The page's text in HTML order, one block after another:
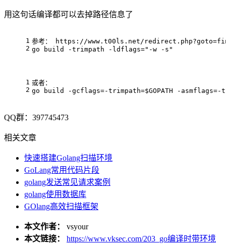
用这句话编译都可以去掉路径信息了
1
2
参考： https: //www.t00ls.net/
go build -trimpath -ldflags="-w -s"
1
2
或者：
go build -gcflags=-trimpath=$GOPATH -asmflags=-
QQ群：397745473
相关文章
快速搭建Golang扫描环境
GoLang常用代码片段
golang发送常见请求案例
golang使用数据库
GOlang高效扫描框架
本文作者： vsyour
本文链接：
https://www.vksec.com/203_go编译时带环境